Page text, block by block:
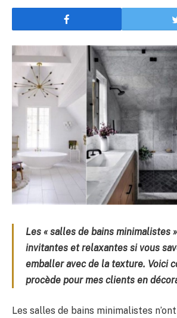
Les « salles de bains minimalistes
invitantes et relaxantes si vous
emballer avec de la texture. Voici
procède pour mes clients en
Les salles de bains minimalistes